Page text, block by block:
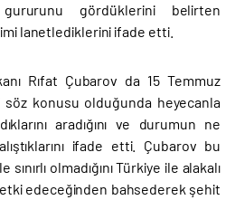
gururunu gördüklerini belirten
lanetlediklerini ifade etti.
Rıfat Çubarov da 15 Temmuz
konusu olduğunda heyecanla
aradığını ve durumun ne
ifade etti. Çubarov bu
olmadığını Türkiye ile alakalı
edeceğinden bahsederek şehit